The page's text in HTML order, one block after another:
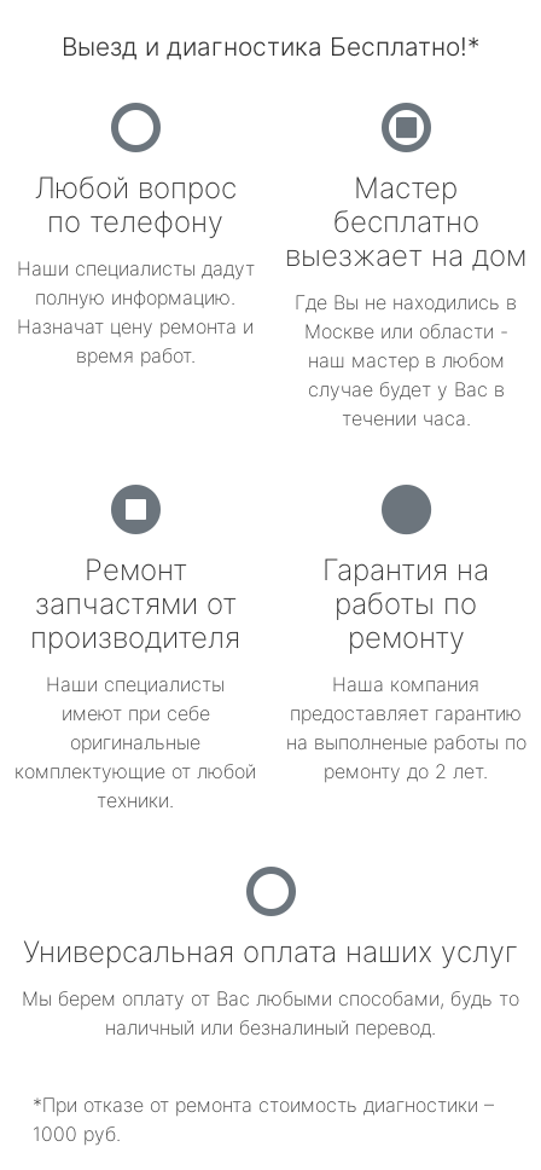
Выезд и диагностика Бесплатно!*
Любой вопрос
по телефону
Наши специалисты дадут
полную информацию.
Назначат цену ремонта и
время работ.
Мастер
бесплатно
выезжает на дом
Где Вы не находились в
Москве или области -
наш мастер в любом
случае будет у Вас в
течении часа.
Ремонт
запчастями от
производителя
Наши специалисты
имеют при себе
оригинальные
комплектующие от любой
техники.
Гарантия на
работы по
ремонту
Наша компания
предоставляет гарантию
на выполненые работы по
ремонту до 2 лет.
Универсальная оплата наших услуг
Мы берем оплату от Вас любыми способами, будь то
наличный или безналиный перевод.
*При отказе от ремонта стоимость диагностики –
1000 руб.